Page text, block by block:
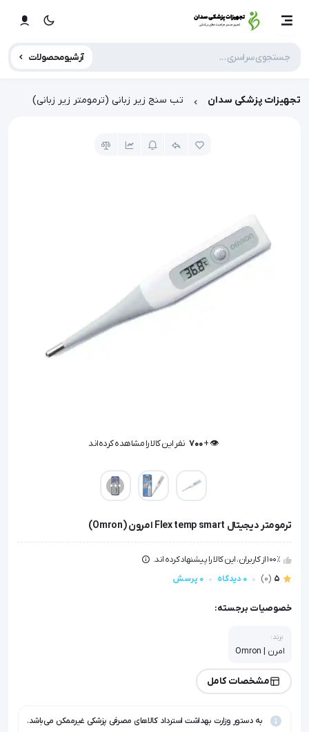
آرشیو محصولات
تجهیزات پزشکی سدان تب سنج زیر زبانی (ترمومتر زیر زبانی)
👁️ +
700 نفر این کالا را مشاهده کرده‌اند
ترمومتر دیجیتال Flex temp smart امرون (Omron)
100٪ از کاربران، این کالا را پیشنهاد کرده اند.
5
(0) 0 دیدگاه 0 پرسش
خصوصیات برجسته:
برند:
امرن | Omron
مشخصات کامل
به دستور وزارت بهداشت استرداد کالاهای مصرفی پزشکی غیرممکن می‌باشد.